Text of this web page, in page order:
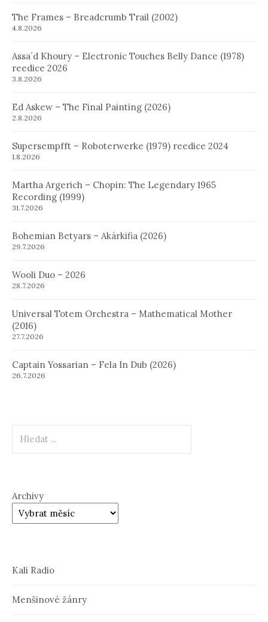
The Frames – Breadcrumb Trail (2002)
4.8.2026
Assa´d Khoury – Electronic Touches Belly Dance (1978)
reedice 2026
3.8.2026
Ed Askew – The Final Painting (2026)
2.8.2026
Supersempfft – Roboterwerke (1979) reedice 2024
1.8.2026
Martha Argerich – Chopin: The Legendary 1965
Recording (1999)
31.7.2026
Bohemian Betyars – Akárkifia (2026)
29.7.2026
Wooli Duo – 2026
28.7.2026
Universal Totem Orchestra – Mathematical Mother
(2016)
27.7.2026
Captain Yossarian – Fela In Dub (2026)
26.7.2026
Archivy
Kali Radio
Menšinové žánry